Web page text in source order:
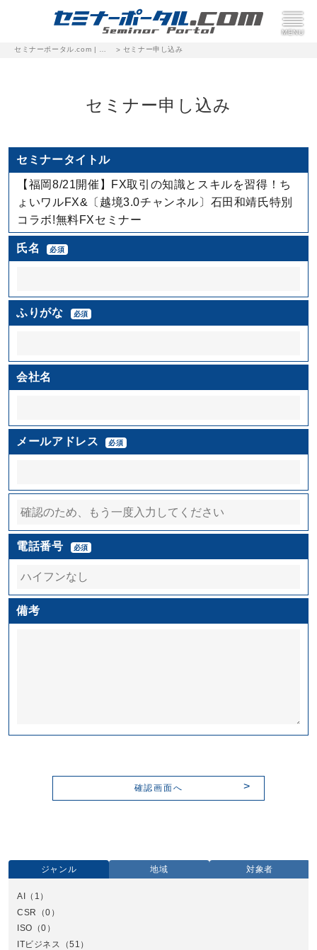
> セミナー申し込み
セミナー申し込み
セミナータイトル
【福岡8/21開催】FX取引の知識とスキルを習得！ち
ょいワルFX&〔越境3.0チャンネル〕石田和靖氏特別
コラボ!無料FXセミナー
氏名 必須
ふりがな 必須
会社名
メールアドレス 必須
電話番号 必須
備考
ジャンル 地域 対象者
AI
（1）
CSR
（0）
ISO （0）
ITビジネス
（51）